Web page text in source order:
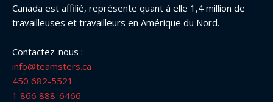
Canada est affilié, représente quant à elle 1,4 million de
travailleuses et travailleurs en Amérique du Nord.
Contactez-nous :
info@teamsters.ca
450 682-5521
1 866 888-6466